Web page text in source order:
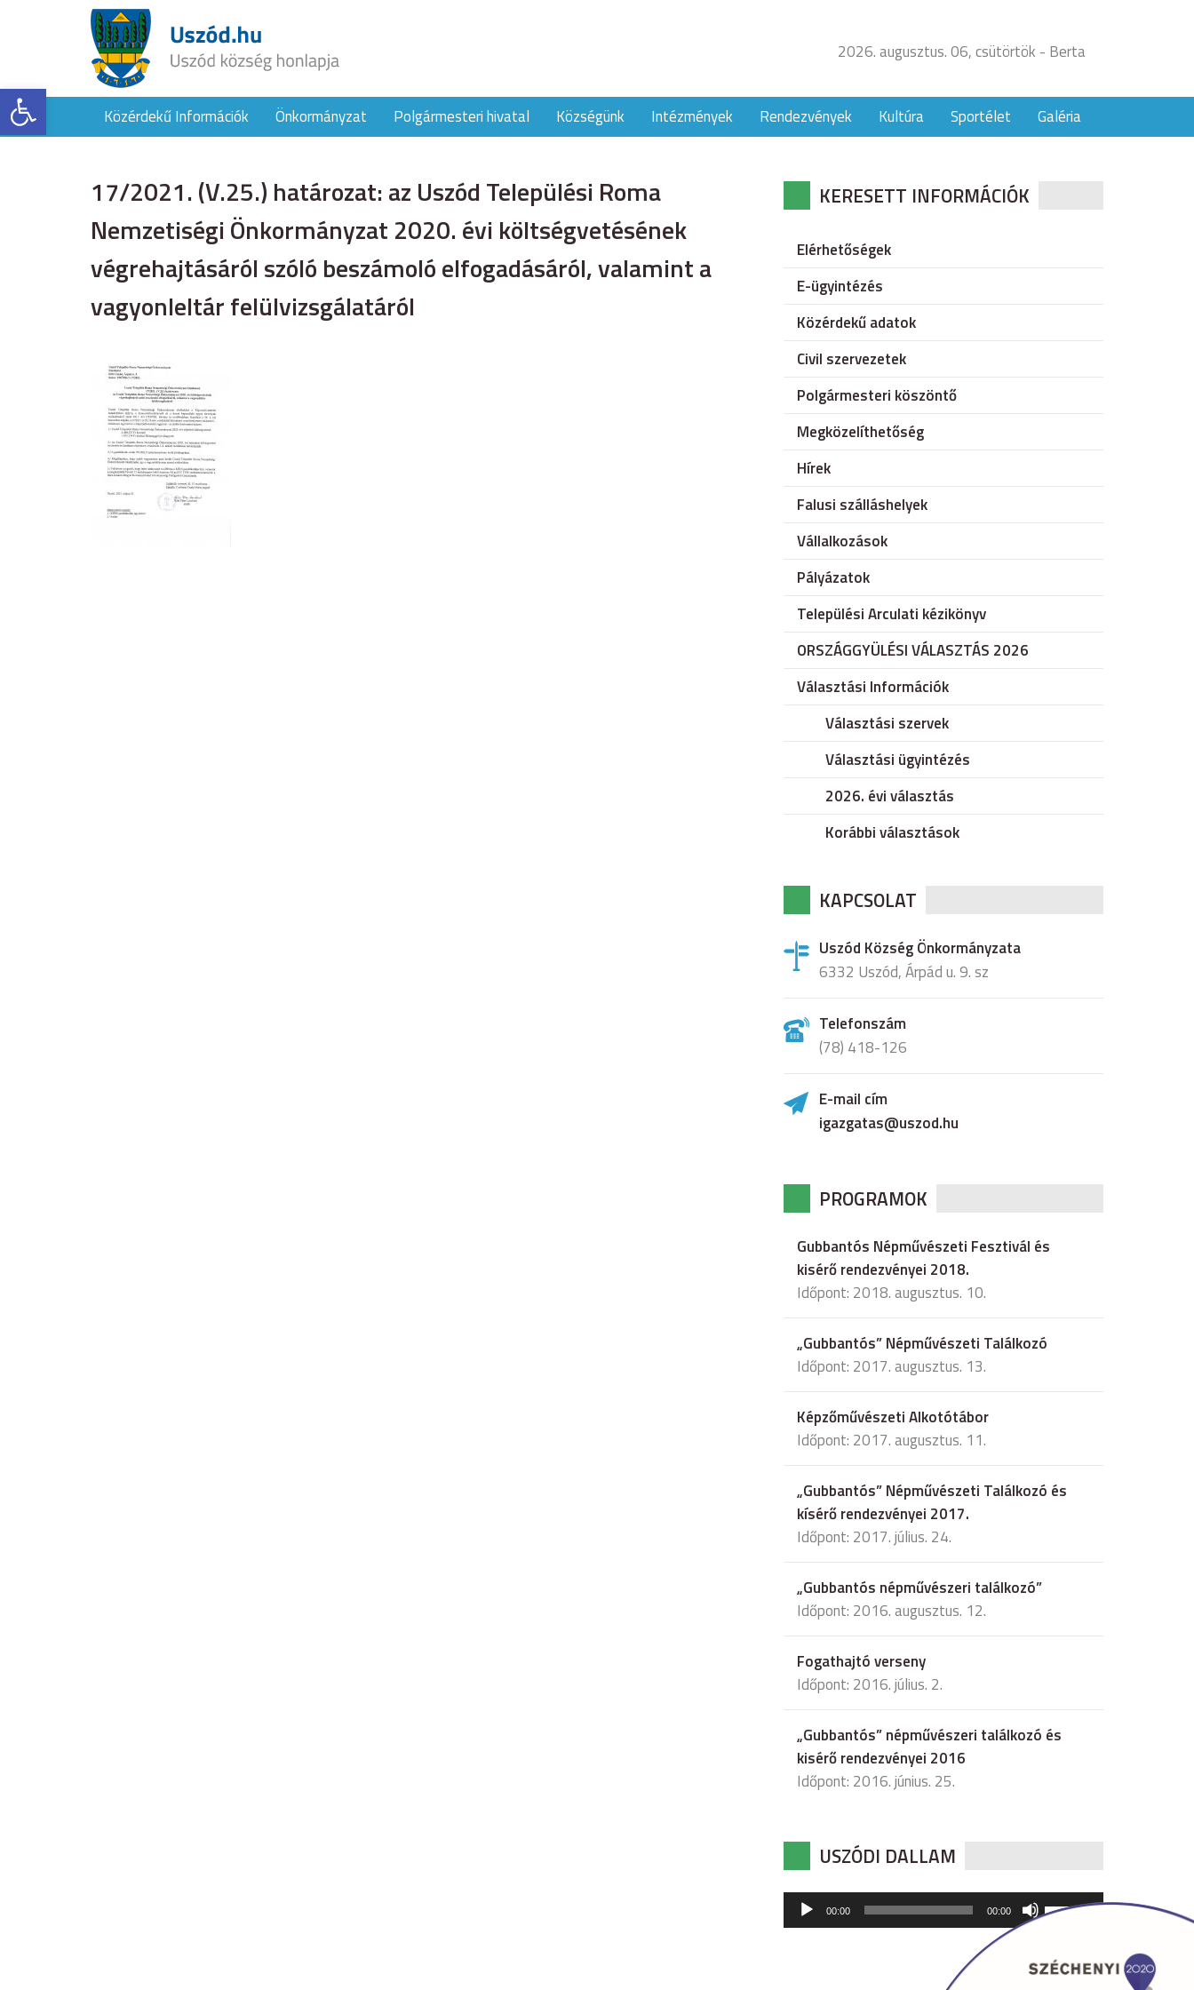
Eszköztár megnyitása
2026. augusztus. 06, csütörtök - Berta
Közérdekű Információk Önkormányzat Polgármesteri hivatal Községünk Intézmények Rendezvények Kultúra Sportélet Galéria
17/2021. (V.25.) határozat: az Uszód Települési Roma
Nemzetiségi Önkormányzat 2020. évi költségvetésének
végrehajtásáról szóló beszámoló elfogadásáról, valamint a
vagyonleltár felülvizsgálatáról
KERESETT INFORMÁCIÓK
Elérhetőségek
E-ügyintézés
Közérdekű adatok
Civil szervezetek
Polgármesteri köszöntő
Megközelíthetőség
Hírek
Falusi szálláshelyek
Vállalkozások
Pályázatok
Települési Arculati kézikönyv
ORSZÁGGYÜLÉSI VÁLASZTÁS 2026
Választási Információk
Választási szervek
Választási ügyintézés
2026. évi választás
Korábbi választások
KAPCSOLAT
Uszód Község Önkormányzata
6332 Uszód, Árpád u. 9. sz
Telefonszám
(78) 418-126
E-mail cím
igazgatas@uszod.hu
PROGRAMOK
Gubbantós Népművészeti Fesztivál és
kisérő rendezvényei 2018.
Időpont: 2018. augusztus. 10.
„Gubbantós” Népművészeti Találkozó
Időpont: 2017. augusztus. 13.
Képzőművészeti Alkotótábor
Időpont: 2017. augusztus. 11.
„Gubbantós” Népművészeti Találkozó és
kísérő rendezvényei 2017.
Időpont: 2017. július. 24.
„Gubbantós népművészeri találkozó”
Időpont: 2016. augusztus. 12.
Fogathajtó verseny
Időpont: 2016. július. 2.
„Gubbantós” népművészeri találkozó és
kisérő rendezvényei 2016
Időpont: 2016. június. 25.
USZÓDI DALLAM
Audió
lejátszó
00:00 00:00
hangerő
csökkentéséhez